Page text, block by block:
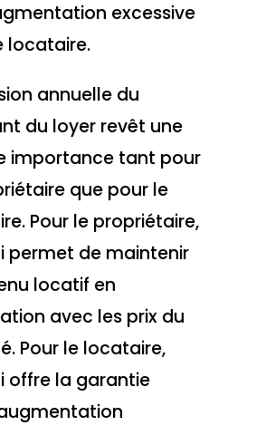
excessive
locataire.
annuelle du
du loyer revêt une
importance tant pour
que pour le
Pour le propriétaire,
permet de maintenir
locatif en
avec les prix du
Pour le locataire,
offre la garantie